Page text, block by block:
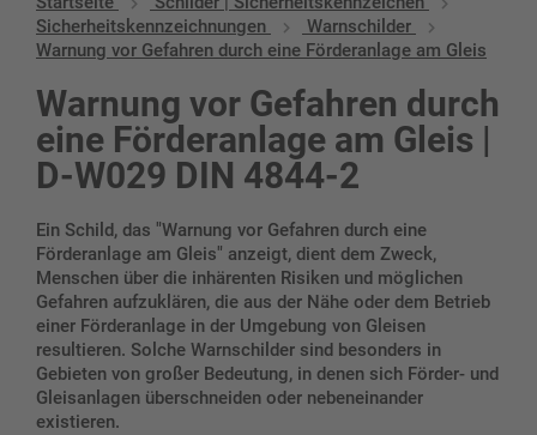
Sicherheitskennzeichnungen
Warnschilder
Warnung vor Gefahren durch eine Förderanlage am Gleis
Warnung vor Gefahren durch
eine Förderanlage am Gleis |
D-W029 DIN 4844-2
Ein Schild, das "Warnung vor Gefahren durch eine
Förderanlage am Gleis" anzeigt, dient dem Zweck,
Menschen über die inhärenten Risiken und möglichen
Gefahren aufzuklären, die aus der Nähe oder dem Betrieb
einer Förderanlage in der Umgebung von Gleisen
resultieren. Solche Warnschilder sind besonders in
Gebieten von großer Bedeutung, in denen sich Förder- und
Gleisanlagen überschneiden oder nebeneinander
existieren.